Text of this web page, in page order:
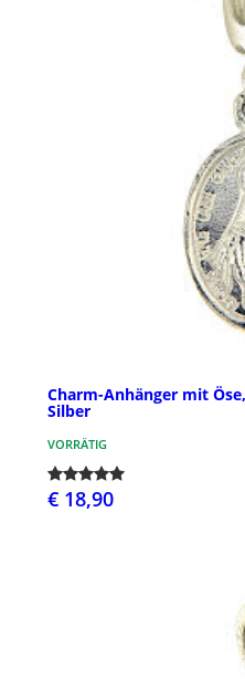
Charm-Anhänger mit
Silber
VORRÄTIG
€ 18,90